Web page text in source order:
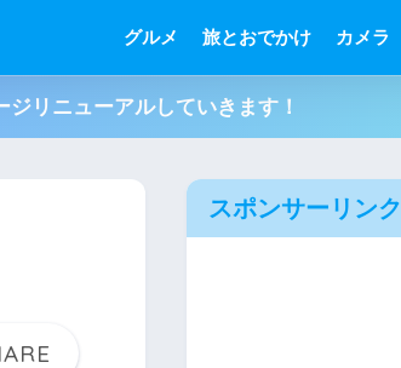
グルメ 旅とおでかけ カメラ
リニューアルしていきます！
スポンサーリンク